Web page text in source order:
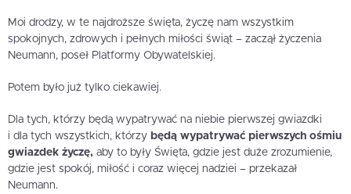
Moi drodzy, w te najdroższe święta, życzę nam wszystkim
spokojnych, zdrowych i pełnych miłości świąt – zaczął życzenia
Neumann, poseł Platformy Obywatelskiej.
Potem było już tylko ciekawiej.
Dla tych, którzy będą wypatrywać na niebie pierwszej gwiazdki
i dla tych wszystkich, którzy będą wypatrywać pierwszych ośmiu
gwiazdek życzę, aby to były Święta, gdzie jest duże zrozumienie,
gdzie jest spokój, miłość i coraz więcej nadziei – przekazał
Neumann.